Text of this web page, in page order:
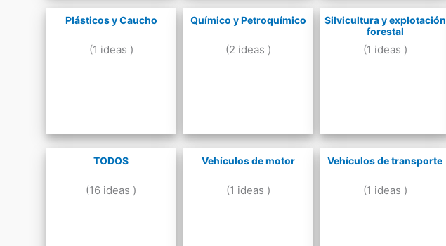
Plásticos y Caucho
(1 ideas )
Químico y Petroquímico
(2 ideas )
Silvicultura y explotación
forestal
(1 ideas )
TODOS
(16 ideas )
Vehículos de motor
(1 ideas )
Vehículos de transporte
(1 ideas )